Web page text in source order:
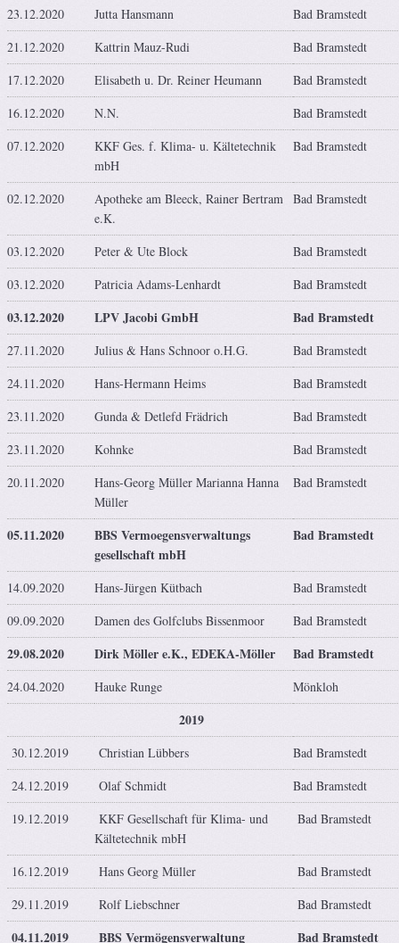
23.12.2020 Jutta Hansmann
Bad Bramstedt
21.12.2020
Kattrin Mauz-Rudi
Bad Bramstedt
17.12.2020
Elisabeth u. Dr. Reiner Heumann
Bad Bramstedt
16.12.2020
N.N.
Bad Bramstedt
07.12.2020
KKF Ges. f. Klima- u. Kältetechnik
mbH
Bad Bramstedt
02.12.2020
Apotheke am Bleeck, Rainer Bertram
e.K.
Bad Bramstedt
03.12.2020 Peter & Ute Block
Bad Bramstedt
03.12.2020
Patricia Adams-Lenhardt Bad Bramstedt
03.12.2020 LPV Jacobi GmbH Bad Bramstedt
27.11.2020 Julius & Hans Schnoor o.H.G.
Bad Bramstedt
24.11.2020
Hans-Hermann Heims
Bad Bramstedt
23.11.2020
Gunda & Detlefd Frädrich
Bad Bramstedt
23.11.2020
Kohnke
Bad Bramstedt
20.11.2020
Hans-Georg Müller Marianna Hanna
Müller
Bad Bramstedt
05.11.2020
BBS Vermoegensverwaltungs
gesellschaft mbH
Bad Bramstedt
14.09.2020 Hans-Jürgen Kütbach
Bad Bramstedt
09.09.2020
Damen des Golfclubs Bissenmoor Bad Bramstedt
29.08.2020 Dirk Möller e.K., EDEKA-Möller Bad Bramstedt
24.04.2020 Hauke Runge Mönkloh
2019
30.12.2019 Christian Lübbers
Bad Bramstedt
24.12.2019
Olaf Schmidt
Bad Bramstedt
19.12.2019
KKF Gesellschaft für Klima- und
Kältetechnik mbH
Bad Bramstedt
16.12.2019 Hans Georg Müller
Bad Bramstedt
29.11.2019
Rolf Liebschner Bad Bramstedt
04.11.2019
BBS Vermögensverwaltung
Bad Bramstedt